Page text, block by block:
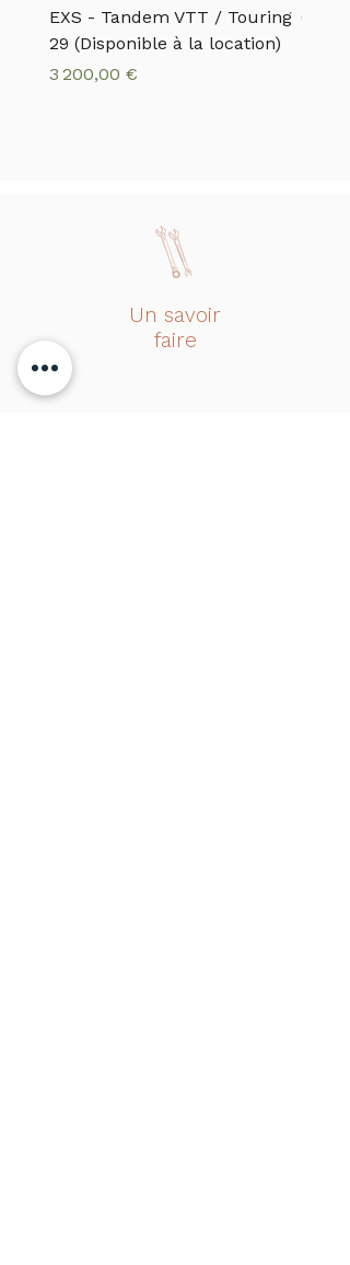
EXS - Tandem VTT / Touring
29 (Disponible à la location)
Prix
3 200,00 €
Un savoir
faire